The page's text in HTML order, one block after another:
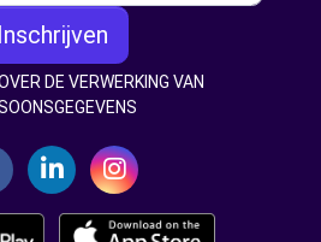
Inschrijven
DE VERWERKING VAN